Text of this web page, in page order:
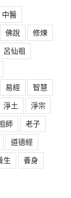
中醫
佛說
修煉
呂仙祖
易經
智慧
淨土
淨宗
師
老子
道德經
生
養身